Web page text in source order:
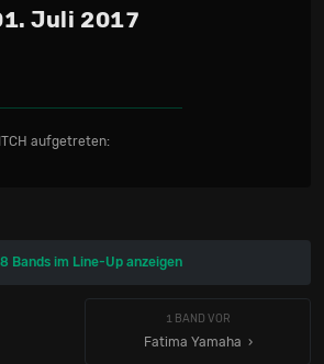
Juli 2017
aufgetreten:
Bands im Line-Up anzeigen
1 BAND VOR
Fatima Yamaha